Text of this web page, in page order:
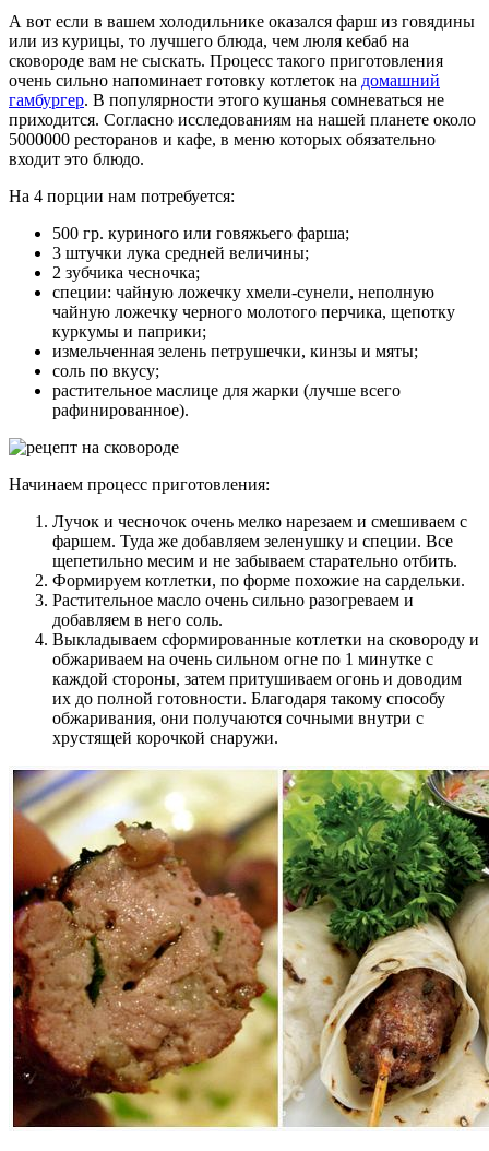
А вот если в вашем холодильнике оказался фарш из говядины
или из курицы, то лучшего блюда, чем люля кебаб на
сковороде вам не сыскать. Процесс такого приготовления
очень сильно напоминает готовку котлеток на домашний
гамбургер. В популярности этого кушанья сомневаться не
приходится. Согласно исследованиям на нашей планете около
5000000 ресторанов и кафе, в меню которых обязательно
входит это блюдо.
На 4 порции нам потребуется:
500 гр. куриного или говяжьего фарша;
3 штучки лука средней величины;
2 зубчика чесночка;
специи: чайную ложечку хмели-сунели, неполную
чайную ложечку черного молотого перчика, щепотку
куркумы и паприки;
измельченная зелень петрушечки, кинзы и мяты;
соль по вкусу;
растительное маслице для жарки (лучше всего
рафинированное).
Начинаем процесс приготовления:
Лучок и чесночок очень мелко нарезаем и смешиваем с
фаршем. Туда же добавляем зеленушку и специи. Все
щепетильно месим и не забываем старательно отбить.
Формируем котлетки, по форме похожие на сардельки.
Растительное масло очень сильно разогреваем и
добавляем в него соль.
Выкладываем сформированные котлетки на сковороду и
обжариваем на очень сильном огне по 1 минутке с
каждой стороны, затем притушиваем огонь и доводим
их до полной готовности. Благодаря такому способу
обжаривания, они получаются сочными внутри с
хрустящей корочкой снаружи.